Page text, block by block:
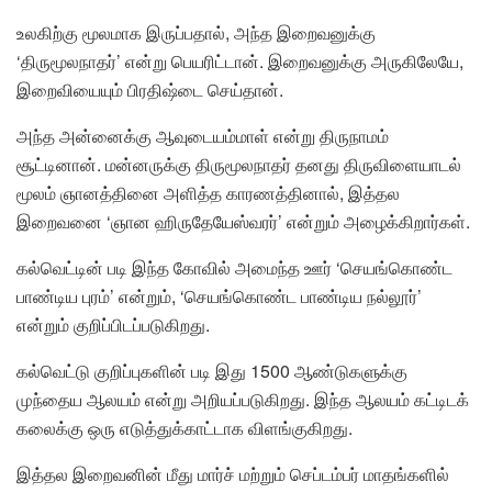
உலகிற்கு மூலமாக இருப்பதால், அந்த இறைவனுக்கு
‘திருமூலநாதர்’ என்று பெயரிட்டான். இறைவனுக்கு அருகிலேயே,
இறைவியையும் பிரதிஷ்டை செய்தான்.
அந்த அன்னைக்கு ஆவுடையம்மாள் என்று திருநாமம்
சூட்டினான். மன்னருக்கு திருமூலநாதர் தனது திருவிளையாடல்
மூலம் ஞானத்தினை அளித்த காரணத்தினால், இத்தல
இறைவனை ‘ஞான ஹிருதேயேஸ்வரர்’ என்றும் அழைக்கிறார்கள்.
கல்வெட்டின் படி இந்த கோவில் அமைந்த ஊர் ‘செயங்கொண்ட
பாண்டிய புரம்’ என்றும், ‘செயங்கொண்ட பாண்டிய நல்லூர்’
என்றும் குறிப்பிடப்படுகிறது.
கல்வெட்டு குறிப்புகளின் படி இது 1500 ஆண்டுகளுக்கு
முந்தைய ஆலயம் என்று அறியப்படுகிறது. இந்த ஆலயம் கட்டிடக்
கலைக்கு ஒரு எடுத்துக்காட்டாக விளங்குகிறது.
இத்தல இறைவனின் மீது மார்ச் மற்றும் செப்டம்பர் மாதங்களில்